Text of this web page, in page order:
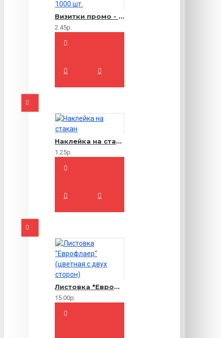
Визитки промо - 1000 шт.
2.45р.
Наклейка на стакан
1.25р.
Листовка "Еврофлаер" (цветная с двух сторон)
15.00р.